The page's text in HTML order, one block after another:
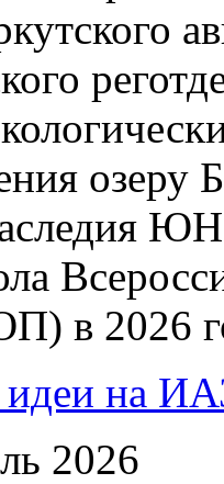
озеру
в 2026
на
2026